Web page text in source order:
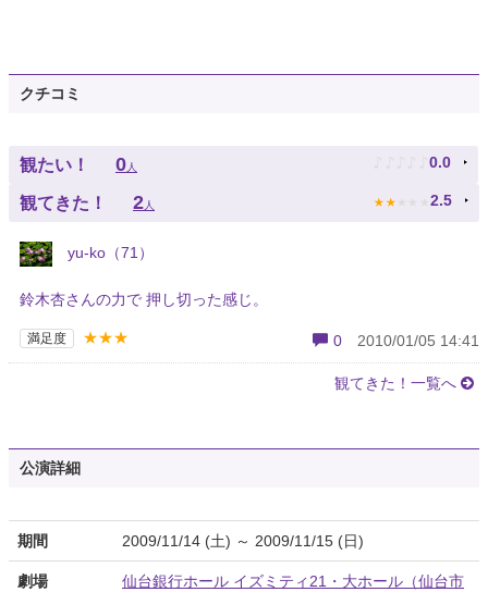
クチコミ
観たい！ 0人 ♪ ♪ ♪ ♪ ♪ 0.0
観てきた！ 2人 ★ ★ ★ ★ ★ 2.5
yu-ko（71）
鈴木杏さんの力で 押し切った感じ。
満足度 ★★★ 0 2010/01/05 14:41
観てきた！一覧へ
公演詳細
期間 2009/11/14 (土) ～ 2009/11/15 (日)
劇場
仙台銀行ホール イズミティ21・大ホール（仙台市